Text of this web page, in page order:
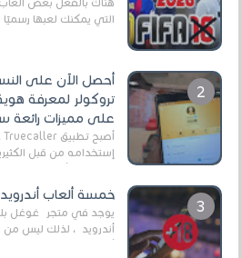
التي يمكنك لعبها
أحصل الآن على
تروكولر لمعرفة
على مميزات رائعة
إستخدامه من قبل
خمسة ألعاب أندرويد
يوجد في متجر غوغل
أندرويد ، لذلك ليس من